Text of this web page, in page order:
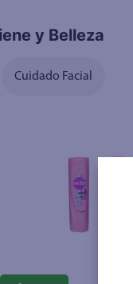
y Belleza
Cuidado Facial